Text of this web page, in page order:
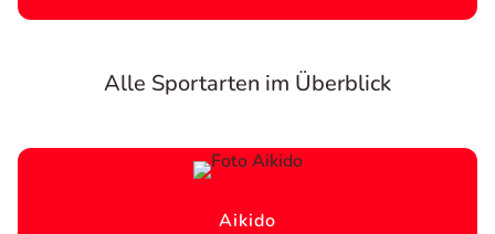
Alle Sportarten im Überblick
Aikido